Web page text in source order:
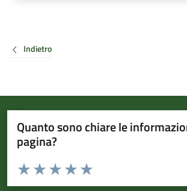
Indietro
Quanto sono chiare le
pagina?
Valuta da 1 a 5 stelle la pagina
Valuta 5 stelle su 5
Valuta 4 stelle su 5
Valuta 3 stelle su 5
Valuta 2 stelle su 5
Valuta 1 stelle su 5